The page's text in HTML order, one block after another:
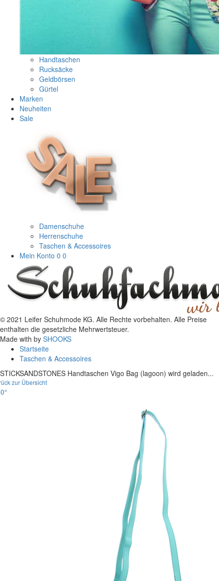
Handtaschen
Rucksäcke
Geldbörsen
Gürtel
Marken
Neuheiten
Sale
Damenschuhe
Herrenschuhe
Taschen & Accessoires
Mein Konto 0 0
© 2021 Leifer Schuhmode KG. Alle Rechte vorbehalten. Alle Preise
enthalten die gesetzliche Mehrwertsteuer.
Made with by SHOOKS
Startseite
Taschen & Accessoires
STICKSANDSTONES Handtaschen Vigo Bag (lagoon) wird geladen...
zur Übersicht